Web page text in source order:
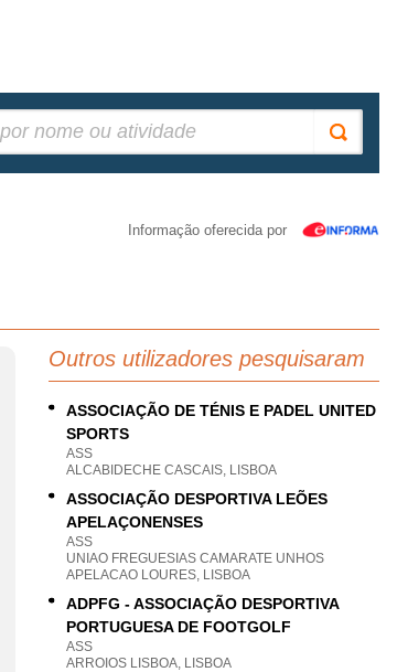
Informação oferecida por
Outros utilizadores pesquisaram
ASSOCIAÇÃO DE TÉNIS E PADEL UNITED
SPORTS
ASS
ALCABIDECHE CASCAIS, LISBOA
ASSOCIAÇÃO DESPORTIVA LEÕES
APELAÇONENSES
ASS
UNIAO FREGUESIAS CAMARATE UNHOS
APELACAO LOURES, LISBOA
ADPFG - ASSOCIAÇÃO DESPORTIVA
PORTUGUESA DE FOOTGOLF
ASS
ARROIOS LISBOA, LISBOA